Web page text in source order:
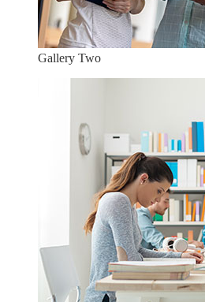
Gallery Two